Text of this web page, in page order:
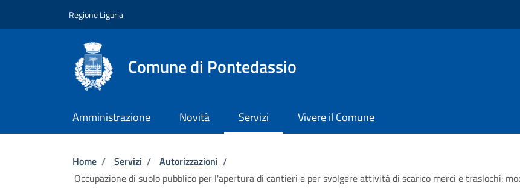
Regione Liguria
Comune di Pontedassio
Amministrazione Novità Servizi Vivere il Comune
Briciole di pane
Home / Servizi / Autorizzazioni /
Occupazione di suolo pubblico per l'apertura di cantieri e per svolgere attività di scarico merci e traslochi: